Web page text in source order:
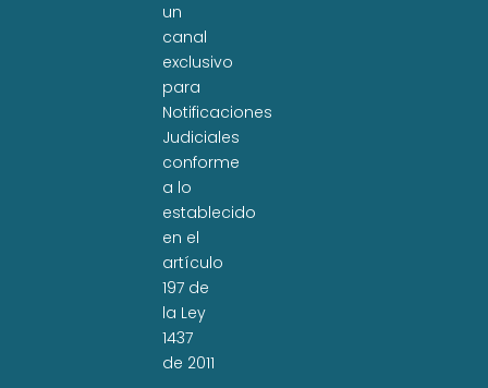
un
canal
exclusivo
para
Notificaciones
Judiciales
conforme
a lo
establecido
en el
artículo
197 de
la Ley
1437
de 2011